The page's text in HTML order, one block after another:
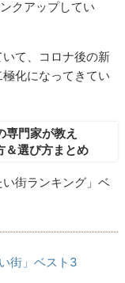
クアップしてい
て、コロナ後の新
化になってきてい
専門家が教え
＆選び方まとめ
街ランキング」ベ
街」ベスト3